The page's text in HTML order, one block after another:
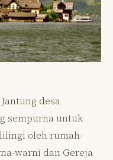
Jantung desa
sempurna untuk
oleh rumah-
warni dan Gereja